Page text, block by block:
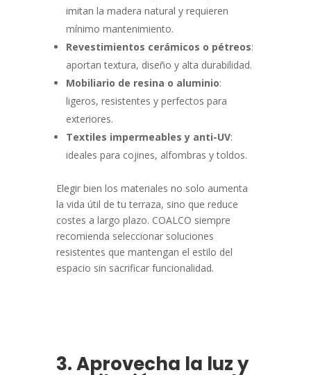
imitan la madera natural y requieren
mínimo mantenimiento.
Revestimientos cerámicos o pétreos:
aportan textura, diseño y alta durabilidad.
Mobiliario de resina o aluminio:
ligeros, resistentes y perfectos para
exteriores.
Textiles impermeables y anti-UV:
ideales para cojines, alfombras y toldos.
Elegir bien los materiales no solo aumenta
la vida útil de tu terraza, sino que reduce
costes a largo plazo. COALCO siempre
recomienda seleccionar soluciones
resistentes que mantengan el estilo del
espacio sin sacrificar funcionalidad.
3. Aprovecha la luz y